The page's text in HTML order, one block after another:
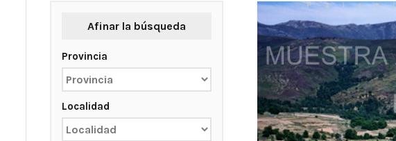
Afinar la búsqueda
Provincia
Localidad